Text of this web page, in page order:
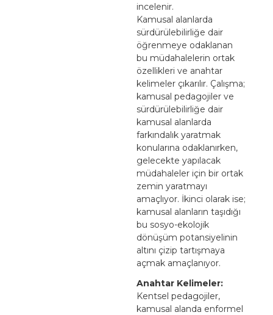
incelenir.
Kamusal alanlarda
sürdürülebilirliğe dair
öğrenmeye odaklanan
bu müdahalelerin ortak
özellikleri ve anahtar
kelimeler çıkarılır. Çalışma;
kamusal pedagojiler ve
sürdürülebilirliğe dair
kamusal alanlarda
farkındalık yaratmak
konularına odaklanırken,
gelecekte yapılacak
müdahaleler için bir ortak
zemin yaratmayı
amaçlıyor. İkinci olarak ise;
kamusal alanların taşıdığı
bu sosyo-ekolojik
dönüşüm potansiyelinin
altını çizip tartışmaya
açmak amaçlanıyor.
Anahtar Kelimeler:
Kentsel pedagojiler,
kamusal alanda enformel